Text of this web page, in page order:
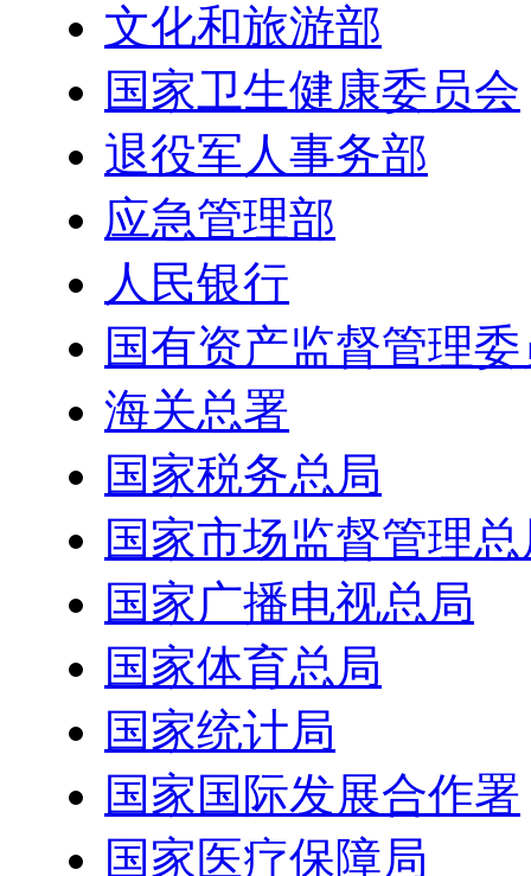
文化和旅游部
国家卫生健康委员会
退役军人事务部
应急管理部
人民银行
国有资产监督管理
海关总署
国家税务总局
国家市场监督管理
国家广播电视总局
国家体育总局
国家统计局
国家国际发展合作署
国家医疗保障局